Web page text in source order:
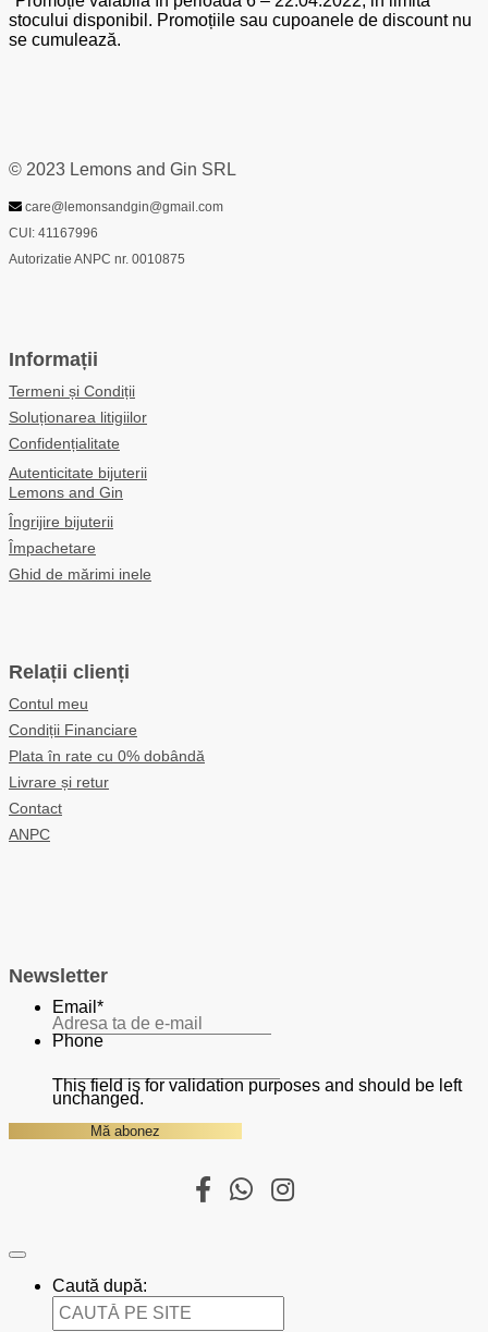
stocului disponibil. Promoțiile sau cupoanele de discount nu
se cumulează.
© 2023 Lemons and Gin SRL
care@lemonsandgin@gmail.com
CUI: 41167996
Autorizatie ANPC nr. 0010875
Informații
Termeni și Condiții
Soluționarea litigiilor
Confidențialitate
Autenticitate bijuterii
Lemons and Gin
Îngrijire bijuterii
Împachetare
Ghid de mărimi inele
Relații clienți
Contul meu
Condiții Financiare
Plata în rate cu 0% dobândă
Livrare și retur
Contact
ANPC
Newsletter
Email *
Phone
This field is for validation purposes and should be left
unchanged.
Caută după: